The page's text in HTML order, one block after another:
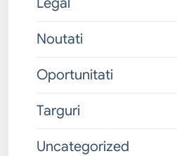
Noutati
Oportunitati
Targuri
Uncategorized